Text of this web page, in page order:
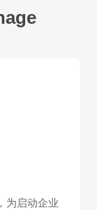
为启动企业